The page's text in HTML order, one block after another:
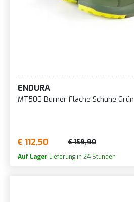
ENDURA
MT500 Burner Flache Schuhe Grün
€ 112,50 € 159,90
Auf Lager Lieferung in 24 Stunden